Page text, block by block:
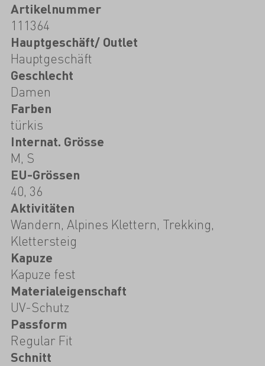
Artikelnummer
111364
Hauptgeschäft/ Outlet
Hauptgeschäft
Geschlecht
Damen
Farben
türkis
Internat. Grösse
M, S
EU-Grössen
40, 36
Aktivitäten
Wandern, Alpines Klettern, Trekking,
Klettersteig
Kapuze
Kapuze fest
Materialeigenschaft
UV-Schutz
Passform
Regular Fit
Schnitt